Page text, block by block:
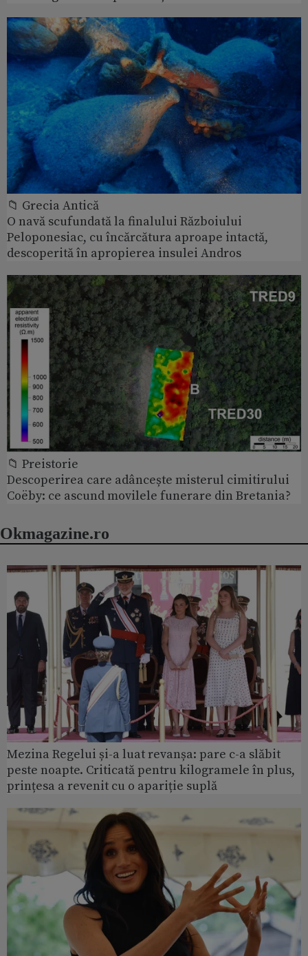
📁 Grecia Antică
O navă scufundată la finalului Războiului
Peloponesiac, cu încărcătura aproape intactă,
descoperită în apropierea insulei Andros
📁 Preistorie
Descoperirea care adâncește misterul cimitirului
Coëby: ce ascund movilele funerare din Bretania?
Okmagazine.ro
Mezina Regelui și-a luat revanșa: pare c-a slăbit
peste noapte. Criticată pentru kilogramele în plus,
prințesa a revenit cu o apariție suplă